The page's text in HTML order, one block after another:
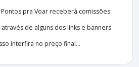
pra Voar receberá comissões
de alguns dos links e banners
interfira no preço final...